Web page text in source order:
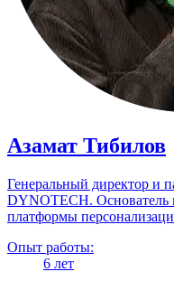
Азамат Тибилов
Генеральный директор и
DYNOTECH. Основатель
платформы
Опыт работы:
6 лет